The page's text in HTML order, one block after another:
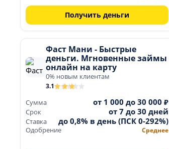
Получить деньги
Фаст Мани - Быстрые
деньги. Мгновенные займы
онлайн на карту
0% новым клиентам
3.1
Сумма от 1 000 до 30 000 ₽
Срок от 7 до 30 дней
Ставка до 0,8% в день (ПСК 0-292%)
Одобрение Среднее